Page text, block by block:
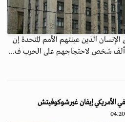
الذين عينتهم الأمم المتحدة إن
إيفان غيرشوكوفيتش